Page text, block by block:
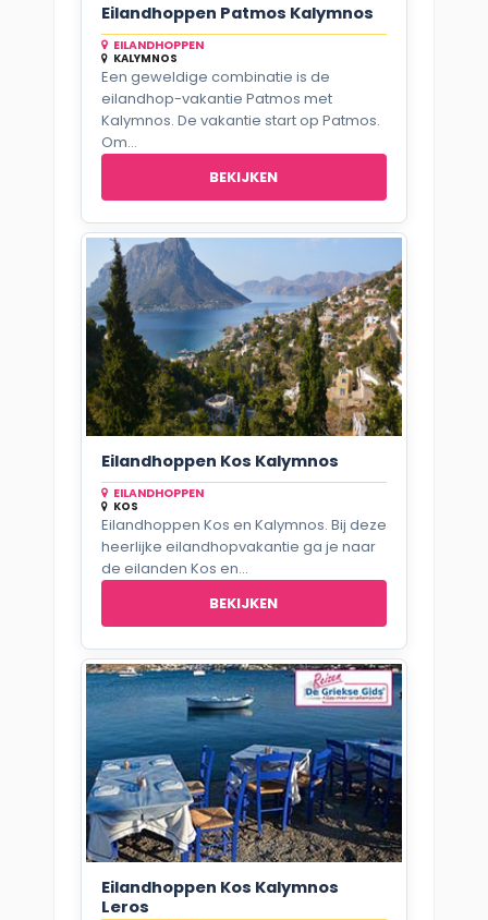
Eilandhoppen Patmos Kalymnos
EILANDHOPPEN
KALYMNOS
Een geweldige combinatie is de
eilandhop-vakantie Patmos met
Kalymnos. De vakantie start op Patmos.
Om...
BEKIJKEN
Eilandhoppen Kos Kalymnos
EILANDHOPPEN
KOS
Eilandhoppen Kos en Kalymnos. Bij deze
heerlijke eilandhopvakantie ga je naar
de eilanden Kos en...
BEKIJKEN
Eilandhoppen Kos Kalymnos
Leros